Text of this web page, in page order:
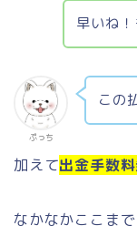
早いね
ぷっち
この
加えて出金手数
なかなかここま